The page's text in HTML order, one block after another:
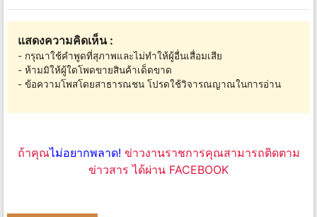
แสดงความคิดเห็น :
- กรุณาใช้คำพูดที่สุภาพและไม่ทำให้ผู้อื่นเสื่อมเสีย
- ห้ามมิให้ผู้ใดโพดขายสินค้าเด็ดขาด
- ข้อความโพสโดยสาธารณชน โปรดใช้วิจารณญาณในการอ่าน
ถ้าคุณไม่อยากพลาด! ข่าวงานราชการคุณสามารถติดตาม
ข่าวสาร ได้ผ่าน FACEBOOK